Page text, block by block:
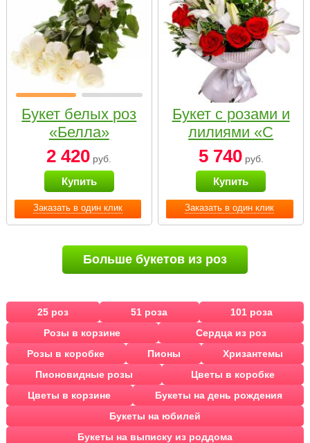
Заказать в один клик
Букет белых роз
«Белла»
2 420 руб.
Купить
Заказать в один клик
Букет с розами и
лилиями «С
наилучшими
пожеланиями»
5 740руб.
Купить
Больше букетов из роз
25 роз 51 роза
101 роза
Розы в корзине
Сердца из роз
Розы в коробке
Пионы
Хризантемы
Пионовидные розы
Цветы в коробке
Цветы в корзине
Букеты на день рождения
Букеты на юбилей
Букеты на выписку из роддома